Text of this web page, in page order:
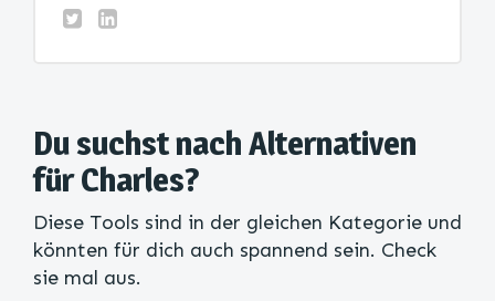
Du suchst nach Alternativen
für Charles?
Diese Tools sind in der gleichen Kategorie und
könnten für dich auch spannend sein. Check
sie mal aus.